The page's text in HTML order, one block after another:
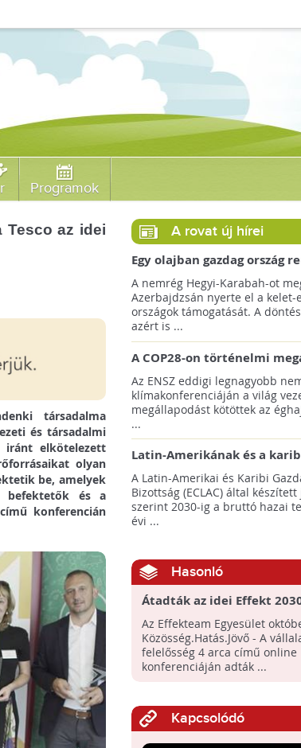
Programok
Tesco az idei
társadalma
és társadalmi
iránt elkötelezett
olyan
be, amelyek
befektetők és a
konferencián
A rovat új hírei
Egy olajban gazdag ország
jövőre a COP29 klímacsúcsot
A nemrég Hegyi-Karabah-ot
Azerbajdzsán nyerte el a kelet-
országok támogatását. A
azért is ...
A COP28-on történelmi
született! - Összefoglaló az
klímacsúcsáról
Az ENSZ eddigi legnagyobb
klímakonferenciáján a világ
megállapodást kötöttek az
...
Latin-Amerikának és a
térségnek növelniük kell
az éghajlatvédelmi célok
A Latin-Amerikai és Karibi
Bizottság (ECLAC) által
szerint 2030-ig a bruttó hazai
évi ...
Hasonló
Átadták az idei Effekt
Az Effekteam Egyesület
Közösség.Hatás.Jövő - A
felelősség 4 arca című online
konferenciáján adták ...
Kapcsolódó